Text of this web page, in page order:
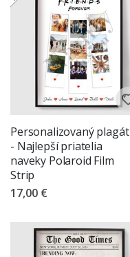
Personalizovaný plagát
- Najlepší priatelia
naveky Polaroid Film
Strip
17,00 €